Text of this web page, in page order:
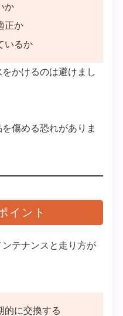
か
正か
いるか
かけるのは避けまし
傷める恐れがありま
イント
テナンスと走り方が
的に交換する